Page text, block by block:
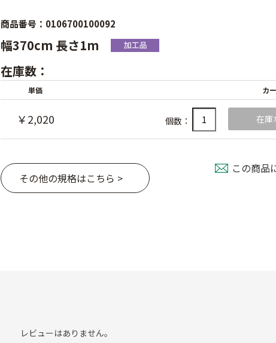
商品番号：0106700100092
幅370cm 長さ1m
在庫数：
単価 カ
￥2,020 個数： 在庫
その他の規格はこちら >
この商品
レビューはありません。